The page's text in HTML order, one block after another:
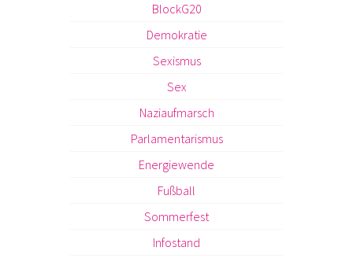
BlockG20
Demokratie
Sexismus
Sex
Naziaufmarsch
Parlamentarismus
Energiewende
Fußball
Sommerfest
Infostand